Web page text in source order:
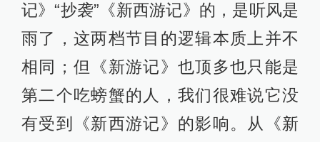
记》“抄袭”《新西游记》的，是听风是
雨了，这两档节目的逻辑本质上并不
相同；但《新游记》也顶多也只能是
第二个吃螃蟹的人，我们很难说它没
有受到《新西游记》的影响。从《新